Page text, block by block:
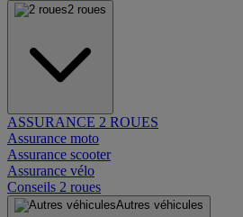
2 roues
ASSURANCE 2 ROUES
Assurance moto
Assurance scooter
Assurance vélo
Conseils 2 roues
Autres véhicules